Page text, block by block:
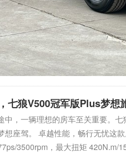
七狼V500冠军版Plus梦想
中，一辆理想的房车至关重要。
想座驾。 卓越性能，畅行无忧这
3500rpm，最大扭矩 420N.m/